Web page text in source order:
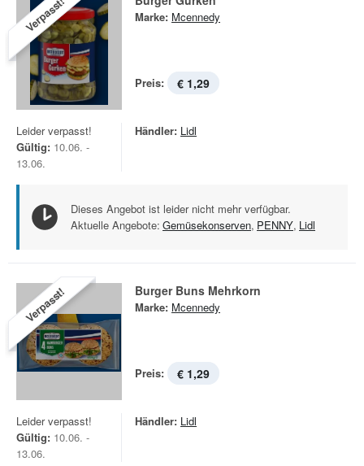
Verpasst! Marke: Mcennedy
Preis: € 1,29
Leider verpasst!
Gültig: 10.06. -
13.06.
Händler: Lidl
Dieses Angebot ist leider nicht mehr verfügbar.
Aktuelle Angebote: Gemüsekonserven, PENNY, Lidl
Verpasst! Burger Buns Mehrkorn
Marke: Mcennedy
Preis: € 1,29
Leider verpasst!
Gültig: 10.06. -
13.06.
Händler: Lidl